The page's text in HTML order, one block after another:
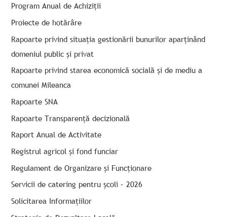
Program Anual de Achiziții
Proiecte de hotărâre
Rapoarte privind situația gestionării bunurilor aparținând
domeniul public și privat
Rapoarte privind starea economică socială și de mediu a
comunei Mileanca
Rapoarte SNA
Rapoarte Transparență decizională
Raport Anual de Activitate
Registrul agricol și fond funciar
Regulament de Organizare și Funcționare
Servicii de catering pentru școli – 2026
Solicitarea Informațiilor